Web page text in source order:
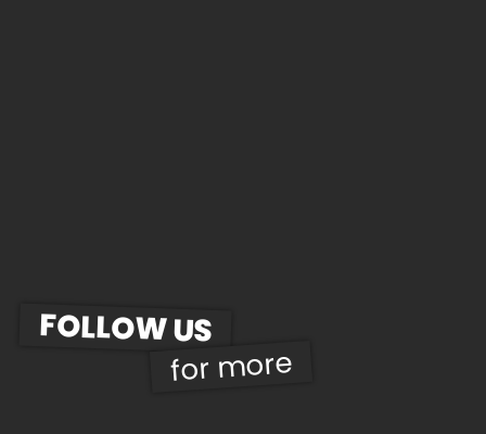
FOLLOW US
for more